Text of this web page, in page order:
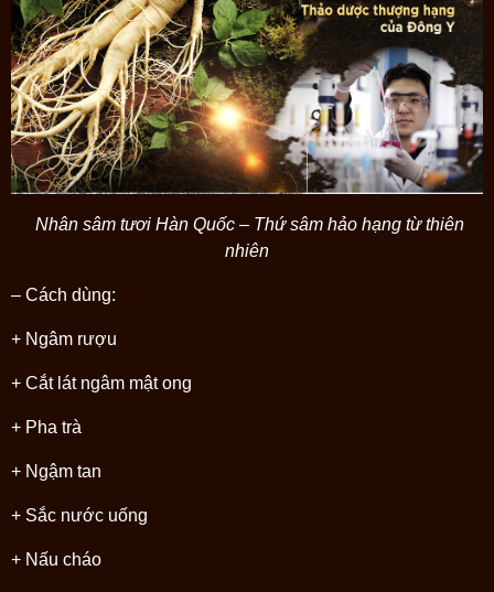
Nhân sâm tươi Hàn Quốc – Thứ sâm hảo hạng từ thiên
nhiên
– Cách dùng:
+ Ngâm rượu
+ Cắt lát ngâm mật ong
+ Pha trà
+ Ngậm tan
+ Sắc nước uống
+ Nấu cháo